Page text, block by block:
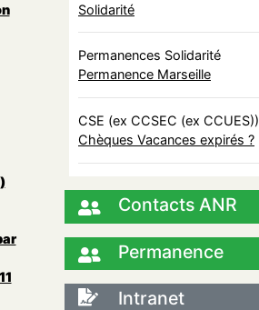
Solidarité
Permanences Solidarité
Permanence Marseille
CSE (ex CCSEC (ex CCUES))
Chèques Vacances expirés ?
Contacts ANR
Permanence
Intranet